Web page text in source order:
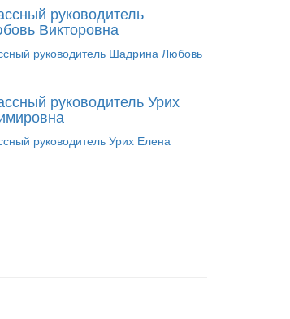
руководитель
Викторовна
руководитель Урих